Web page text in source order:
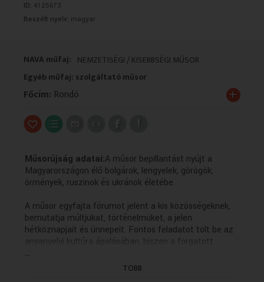
ID: 4125673
Beszélt nyelv: magyar
NAVA műfaj: NEMZETISÉGI / KISEBBSÉGI MŰSOR
Egyéb műfaj: szolgáltató műsor
Főcím: Rondó +
Műsorújság adatai:A műsor bepillantást nyújt a
Magyarországon élő bolgárok, lengyelek, görögök,
örmények, ruszinok és ukránok életébe.
A műsor egyfajta fórumot jelent a kis közösségeknek,
bemutatja múltjukat, történelmüket, a jelen
hétköznapjait és ünnepeit. Fontos feladatot tölt be az
anyanyelvi kultúra ápolásában, hiszen a forgatott
anyagok többsége az adott kisebbség nyelvén készül
...
TÖBB